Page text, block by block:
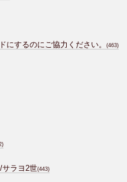
にするのにご協力ください。(463)
サラヨ2世(443)